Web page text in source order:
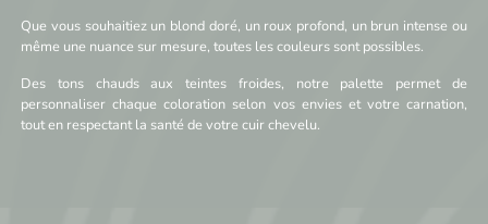
Que vous souhaitiez un blond doré, un roux profond, un brun intense ou
même une nuance sur mesure, toutes les couleurs sont possibles.
Des tons chauds aux teintes froides, notre palette permet de
personnaliser chaque coloration selon vos envies et votre carnation,
tout en respectant la santé de votre cuir chevelu.